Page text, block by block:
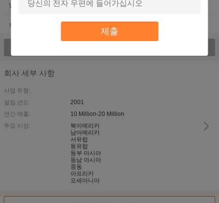
제출
얼굴 인식 온도계 카드 개인화 분배기
키오스크 카메라
회사 세부 사항
사업 유형:
설립 년도:
2001
연간 매출:
10 Million-20 Million
주요 시장:
북아메리카
남아메리카
서유럽
동유럽
동부 아시아
동남 아시아
중동
아프리카
오세아니아